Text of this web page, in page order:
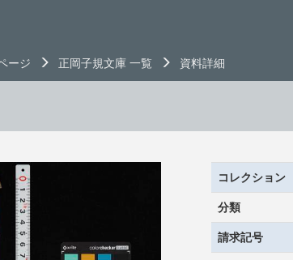
ージ 正岡子規文庫 一覧 資料詳細
コレクション
分類
請求記号